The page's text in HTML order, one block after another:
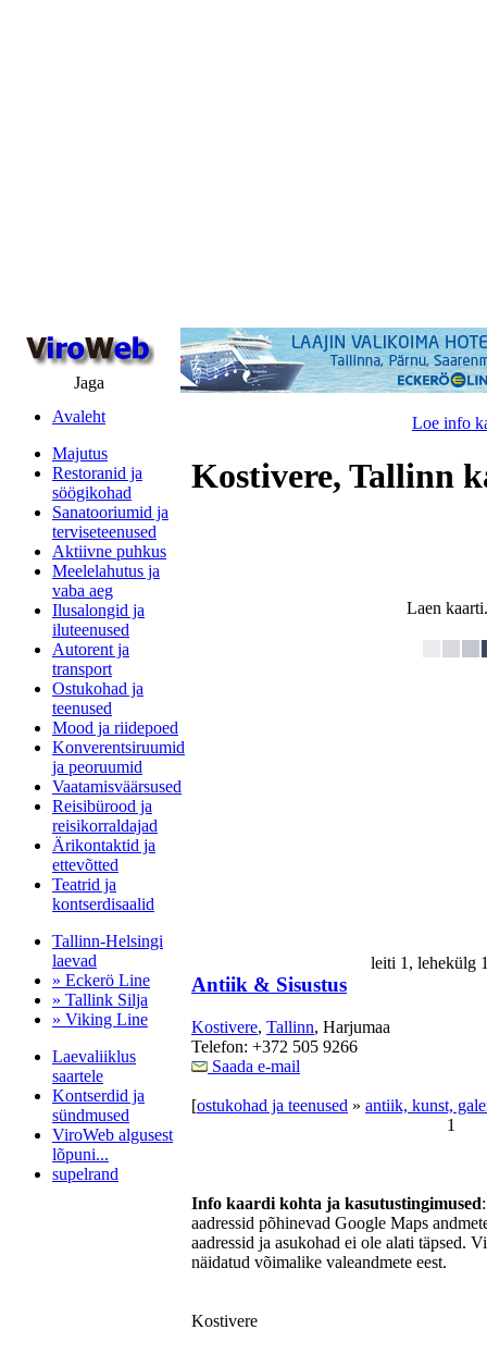
Jaga
Avaleht
Majutus
Restoranid ja
söögikohad
Sanatooriumid ja
terviseteenused
Aktiivne puhkus
Meelelahutus ja
vaba aeg
Ilusalongid ja
iluteenused
Autorent ja
transport
Ostukohad ja
teenused
Mood ja riidepoed
Konverentsiruumid
ja peoruumid
Vaatamisväärsused
Reisibürood ja
reisikorraldajad
Ärikontaktid ja
ettevõtted
Teatrid ja
kontserdisaalid
Tallinn-Helsingi
laevad
» Eckerö Line
» Tallink Silja
» Viking Line
Laevaliiklus
saartele
Kontserdid ja
sündmused
ViroWeb algusest
lõpuni...
supelrand
Loe info
Kostivere, Tallinn
Laen
leiti 1,
Antiik & Sisustus
Kostivere, Tallinn, Harjumaa
Telefon: +372 505 9266
Saada e-mail
[ostukohad ja teenused » antiik, kunst,
1
Info kaardi kohta ja kasutustingimused
aadressid põhinevad Google Maps
aadressid ja asukohad ei ole alati täpsed.
näidatud võimalike valeandmete eest.
Kostivere